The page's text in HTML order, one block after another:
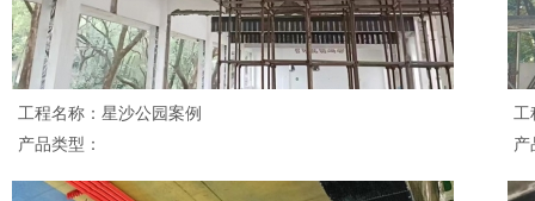
工程名称：星沙公园案例
产品类型：
工
产